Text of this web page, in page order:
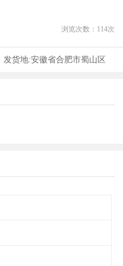
浏览次数： 114次
发货地:安徽省合肥市蜀山区